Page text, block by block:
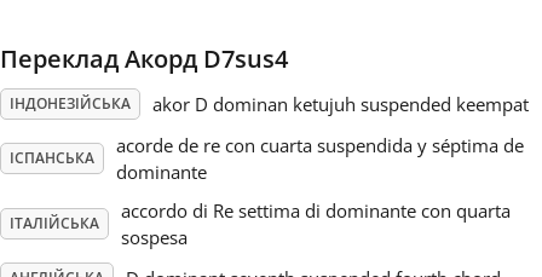
Português
Русский
Svenska
Переклад Акорд D7sus4
ІНДОНЕЗІЙСЬКА akor D dominan ketujuh suspended keempat
ІСПАНСЬКА
acorde de re con cuarta suspendida y séptima de
dominante
ІТАЛІЙСЬКА
accordo di Re settima di dominante con quarta
sospesa